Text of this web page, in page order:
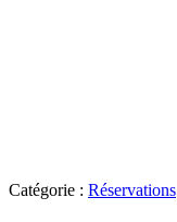
Catégorie : Réservations